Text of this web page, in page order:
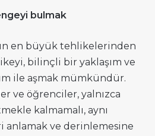
bulmak
en büyük tehlikelerinden
bilinçli bir yaklaşım ve
ile aşmak mümkündür.
ve öğrenciler, yalnızca
kalmamalı, aynı
anlamak ve derinlemesine